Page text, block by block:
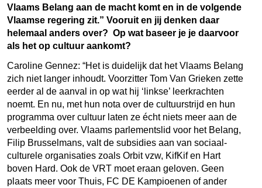
Vlaams Belang aan de macht komt en in de volgende
Vlaamse regering zit.” Vooruit en jij denken daar
helemaal anders over? Op wat baseer je je daarvoor
als het op cultuur aankomt?
Caroline Gennez: “Het is duidelijk dat het Vlaams Belang
zich niet langer inhoudt. Voorzitter Tom Van Grieken zette
eerder al de aanval in op wat hij ‘linkse’ leerkrachten
noemt. En nu, met hun nota over de cultuurstrijd en hun
programma over cultuur laten ze écht niets meer aan de
verbeelding over. Vlaams parlementslid voor het Belang,
Filip Brusselmans, valt de subsidies aan van sociaal-
culturele organisaties zoals Orbit vzw, KifKif en Hart
boven Hard. Ook de VRT moet eraan geloven. Geen
plaats meer voor Thuis, FC DE Kampioenen of ander